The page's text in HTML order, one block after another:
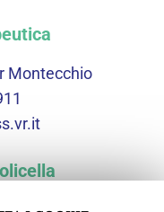
Montecchio